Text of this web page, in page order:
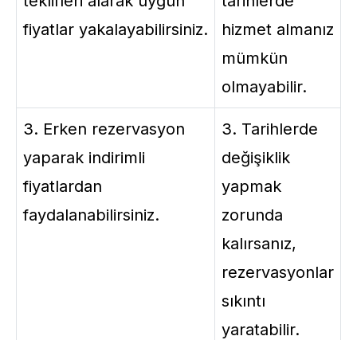
fiyatlar yakalayabilirsiniz.
hizmet almanız
mümkün
olmayabilir.
3. Erken rezervasyon
yaparak indirimli
fiyatlardan
faydalanabilirsiniz.
3. Tarihlerde
değişiklik
yapmak
zorunda
kalırsanız,
rezervasyonlar
sıkıntı
yaratabilir.